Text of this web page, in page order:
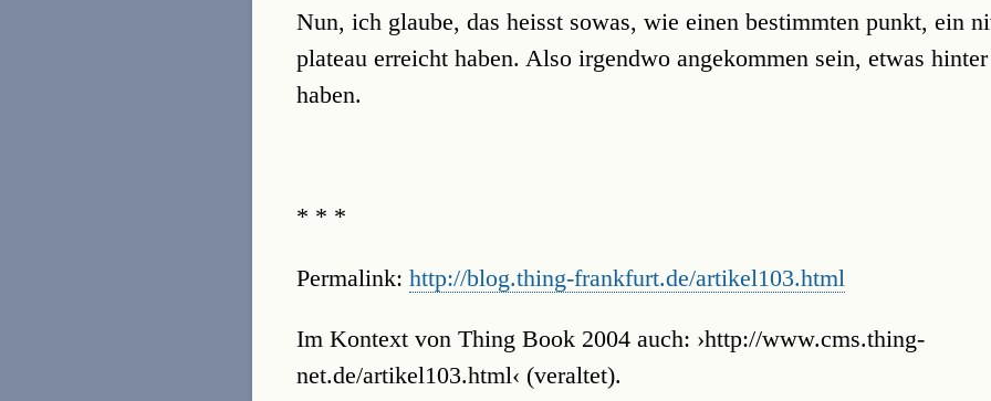
Nun, ich glaube, das heisst sowas, wie einen bestimmten punkt, ein
plateau erreicht haben. Also irgendwo angekommen sein, etwas
haben.
* * *
Permalink: http://blog.thing-frankfurt.de/artikel103.html
Im Kontext von Thing Book 2004 auch: ›http://www.cms.thing-
net.de/artikel103.html‹ (veraltet).